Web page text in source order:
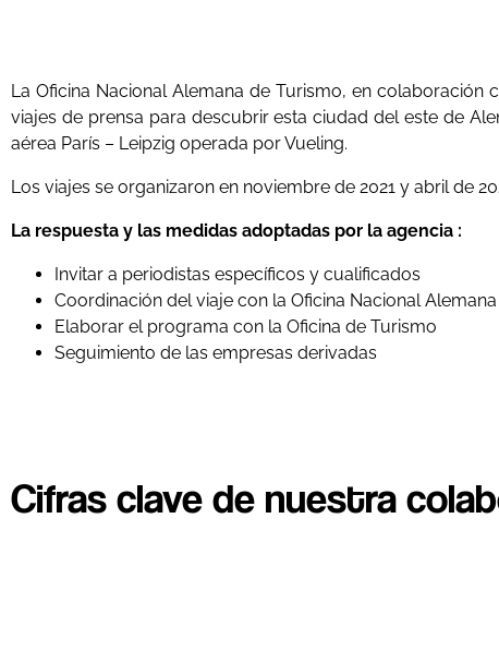
La Oficina Nacional Alemana de Turismo, en
viajes de prensa para descubrir esta ciudad del este de
aérea París – Leipzig operada por Vueling.
Los viajes se organizaron en noviembre de 2021 y abril de
La respuesta y las medidas adoptadas por la agencia :
Invitar a periodistas específicos y cualificados
Coordinación del viaje con la Oficina Nacional
Elaborar el programa con la Oficina de Turismo
Seguimiento de las empresas derivadas
Cifras clave de nuestra